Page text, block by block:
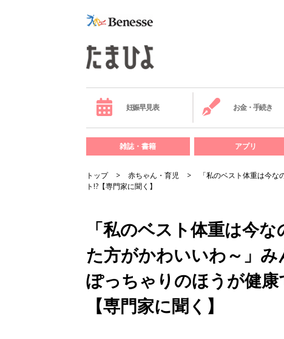
妊娠早見表 お金・手続き
雑誌・書籍 アプリ
トップ 赤ちゃん・育児
「私のベスト体重は今
ト!?【専門家に聞く】
「私のベスト体重は今
た方がかわいいわ～」
ぽっちゃりのほうが健
【専門家に聞く】